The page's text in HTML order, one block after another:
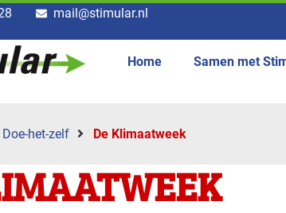
mail@stimular.nl
Home Samen met
Doe-het-zelf De Klimaatweek